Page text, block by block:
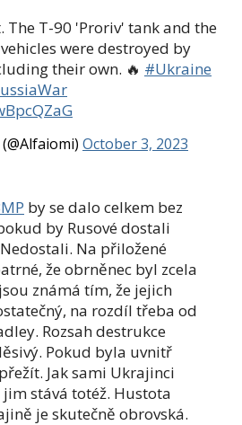
The T-90 'Proriv' tank and the
were destroyed by
their own. 🔥 #Ukraine
October 3, 2023
by se dalo celkem bez
by Rusové dostali
Na přiložené
že obrněnec byl zcela
známá tím, že jejich
na rozdíl třeba od
Rozsah destrukce
Pokud byla uvnitř
Jak sami Ukrajinci
stává totéž. Hustota
je skutečně obrovská.